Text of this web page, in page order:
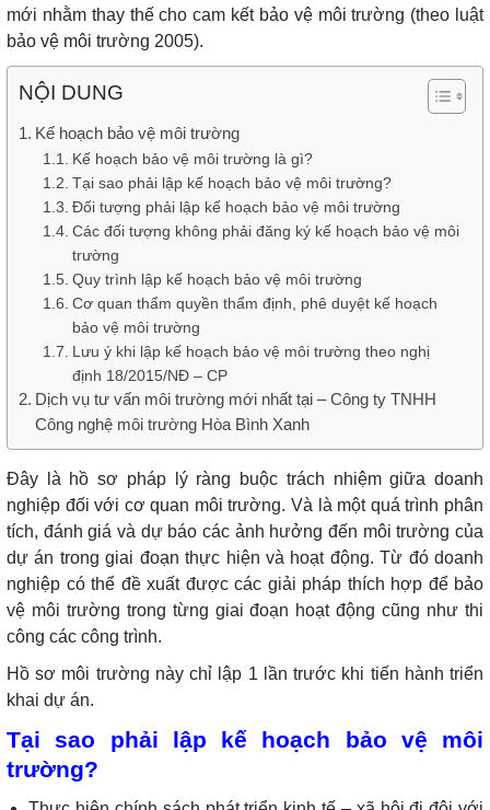
mới nhằm thay thế cho cam kết bảo vệ môi trường (theo luật
bảo vệ môi trường 2005).
NỘI DUNG
Kế hoạch bảo vệ môi trường
Kế hoạch bảo vệ môi trường là gì?
Tại sao phải lập kế hoạch bảo vệ môi trường?
Đối tượng phải lập kế hoạch bảo vệ môi trường
Các đối tượng không phải đăng ký kế hoạch bảo vệ môi
trường
Quy trình lập kế hoạch bảo vệ môi trường
Cơ quan thẩm quyền thẩm định, phê duyệt kế hoạch
bảo vệ môi trường
Lưu ý khi lập kế hoạch bảo vệ môi trường theo nghị
định 18/2015/NĐ – CP
Dịch vụ tư vấn môi trường mới nhất tại – Công ty TNHH
Công nghệ môi trường Hòa Bình Xanh
Đây là hồ sơ pháp lý ràng buộc trách nhiệm giữa doanh
nghiệp đối với cơ quan môi trường. Và là một quá trình phân
tích, đánh giá và dự báo các ảnh hưởng đến môi trường của
dự án trong giai đoạn thực hiện và hoạt động. Từ đó doanh
nghiệp có thể đề xuất được các giải pháp thích hợp để bảo
vệ môi trường trong từng giai đoạn hoạt động cũng như thi
công các công trình.
Hồ sơ môi trường này chỉ lập 1 lần trước khi tiến hành triển
khai dự án.
Tại sao phải lập kế hoạch bảo vệ môi
trường?